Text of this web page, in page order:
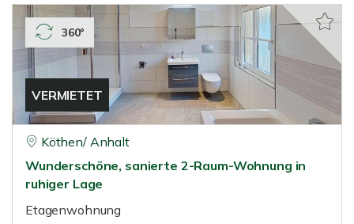
VERMIETET
360°
Köthen/ Anhalt
Wunderschöne, sanierte 2-Raum-Wohnung in
ruhiger Lage
Etagenwohnung